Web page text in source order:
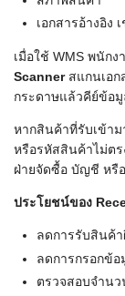
เอกสารอ้างอิง
เมื่อใช้ WMS พนัก
Scannerสแกนเอก
กระดาษแล้วคีย์ข้อ
หากสินค้าที่รับเข้าม
หรือรหัสสินค้าไม่ต
ฝ่ายจัดซื้อ บัญชี หรื
ประโยชน์ของ
ลดการรับสินค้
ลดการกรอกข้อ
ตรวจสอบจำนว